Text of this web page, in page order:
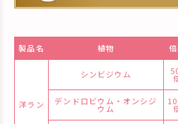
製品名 植物
洋ラン
シンビジウム
デンドロビウム・オンシジ
ウム